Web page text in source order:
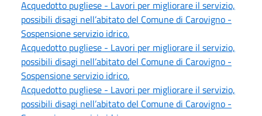
Acquedotto pugliese - Lavori per migliorare il servizio,
possibili disagi nell’abitato del Comune di Carovigno -
Sospensione servizio idrico.
Acquedotto pugliese - Lavori per migliorare il servizio,
possibili disagi nell’abitato del Comune di Carovigno -
Sospensione servizio idrico.
Acquedotto pugliese - Lavori per migliorare il servizio,
possibili disagi nell’abitato del Comune di Carovigno -